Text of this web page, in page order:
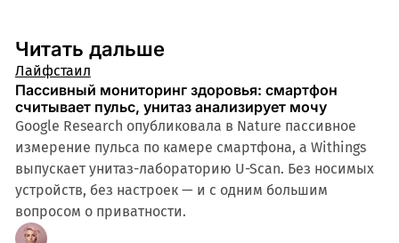
Читать дальше
Лайфстаил
Пассивный мониторинг здоровья: смартфон
считывает пульс, унитаз анализирует мочу
Google Research опубликовала в Nature пассивное
измерение пульса по камере смартфона, а Withings
выпускает унитаз-лабораторию U-Scan. Без носимых
устройств, без настроек — и с одним большим
вопросом о приватности.